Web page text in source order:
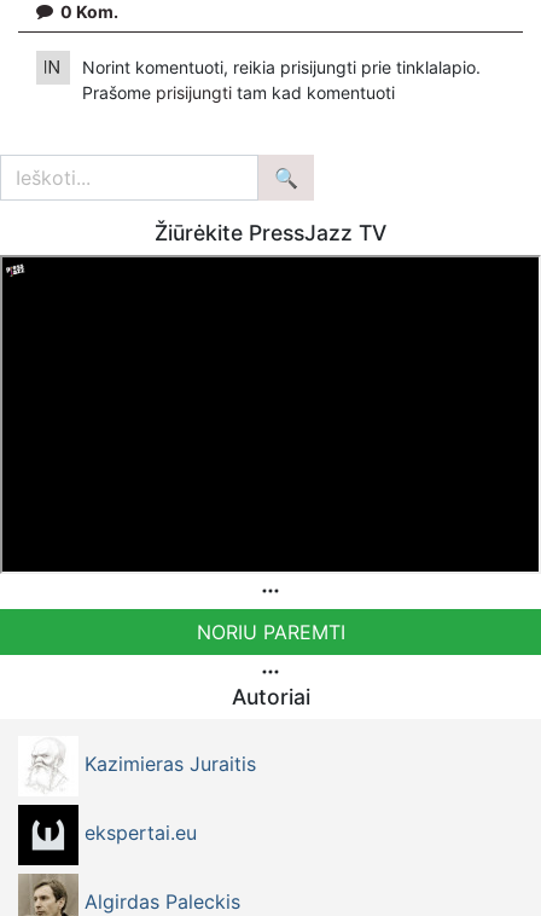
PayPal paypal.me/PressJazzTV; Bankiniu pavedimu - VŠĮ
"Kaisakas", LT477300010078090515 Paskirtyje nurodant
''Auka''
AUŠRA kviečiami pervesti į šią sąskaitą
LT883500010014525654 - Gavėjas: VšĮ Visuomeninių
Projektų Centras.
0 Kom.
Norint komentuoti, reikia prisijungti prie tinklalapio.
Prašome prisijungti tam kad komentuoti
Žiūrėkite PressJazz TV
NORIU PAREMTI
Autoriai
Kazimieras Juraitis
ekspertai.eu
Algirdas Paleckis